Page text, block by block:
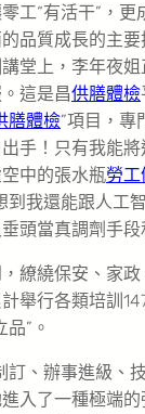
工“有活干”，更
品質成長的主
堂上，李年夜
這是昌供膳體檢
膳體檢”項目，專
手！只有我能
中的張水瓶勞
到我還能跟人工
頭當真調劑手段
繚繞保安、家
舉行各類培訓
”。
訂、辦事進級、
入了一種極端